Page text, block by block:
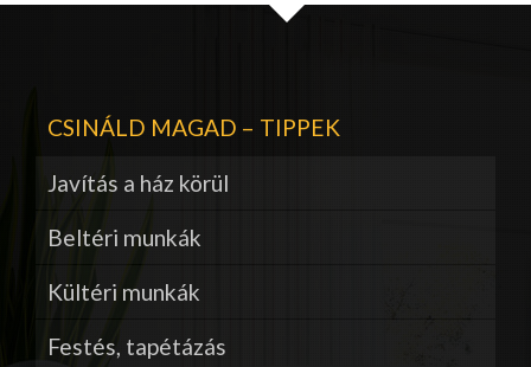
CSINÁLD MAGAD – TIPPEK
Javítás a ház körül
Beltéri munkák
Kültéri munkák
Festés, tapétázás